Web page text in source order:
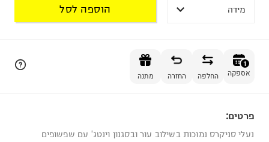
מידה הוספה לסל
1
אספקה החלפה החזרה מתנה
פרטים:
נעלי סניקרס נמוכות בשילוב עור ובסגנון וינטג' עם שפשופים